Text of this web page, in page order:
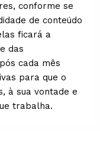
conforme se
de conteúdo
ficará a
das
cada mês
para que o
à sua vontade e
trabalha.